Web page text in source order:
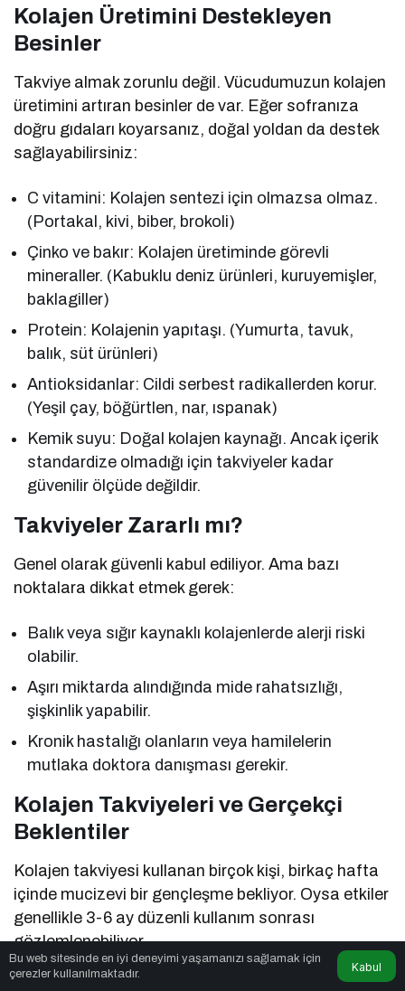
Kolajen Üretimini Destekleyen
Besinler
Takviye almak zorunlu değil. Vücudumuzun kolajen
üretimini artıran besinler de var. Eğer sofranıza
doğru gıdaları koyarsanız, doğal yoldan da destek
sağlayabilirsiniz:
C vitamini: Kolajen sentezi için olmazsa olmaz.
(Portakal, kivi, biber, brokoli)
Çinko ve bakır: Kolajen üretiminde görevli
mineraller. (Kabuklu deniz ürünleri, kuruyemişler,
baklagiller)
Protein: Kolajenin yapıtaşı. (Yumurta, tavuk,
balık, süt ürünleri)
Antioksidanlar: Cildi serbest radikallerden korur.
(Yeşil çay, böğürtlen, nar, ıspanak)
Kemik suyu: Doğal kolajen kaynağı. Ancak içerik
standardize olmadığı için takviyeler kadar
güvenilir ölçüde değildir.
Takviyeler Zararlı mı?
Genel olarak güvenli kabul ediliyor. Ama bazı
noktalara dikkat etmek gerek:
Balık veya sığır kaynaklı kolajenlerde alerji riski
olabilir.
Aşırı miktarda alındığında mide rahatsızlığı,
şişkinlik yapabilir.
Kronik hastalığı olanların veya hamilelerin
mutlaka doktora danışması gerekir.
Kolajen Takviyeleri ve Gerçekçi
Beklentiler
Kolajen takviyesi kullanan birçok kişi, birkaç hafta
içinde mucizevi bir gençleşme bekliyor. Oysa etkiler
genellikle 3-6 ay düzenli kullanım sonrası
gözlemlenebiliyor.
Ayrıca unutmayalım: Kolajen sadece cildin değil,
Bu web sitesinde en iyi deneyimi yaşamanızı sağlamak için
çerezler kullanılmaktadır.
Kabul